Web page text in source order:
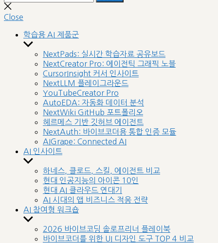
for:
Close
search
Close
학습용 AI 제품군
Show
sub
menu
NextPads: 실시간 학습자료 공유보드
NextCreator Pro: 에이전틱 그래픽 노블
CursorInsight 커서 인사이트
NextLLM 플레이그라운드
YouTubeCreator Pro
AutoEDA: 자동화 데이터 분석
NextWiki GitHub 포트폴리오
헤르메스 기반 깃허브 에이전트
NextAuth: 바이브코더용 통합 인증 모듈
AIGrape: Connected AI
AI 인사이트
Show
sub
menu
하네스, 클로드, 스킬, 에이전트 비교
현대 인공지능의 아이콘 10인
현대 AI 클라우드 연대기
AI 시대의 앱 비즈니스 적응 전략
AI 참여형 워크숍
Show
sub
menu
2026 바이브코딩 솔로프리너 플레이북
바이브코더를 위한 UI 디자인 도구 TOP 4 비교